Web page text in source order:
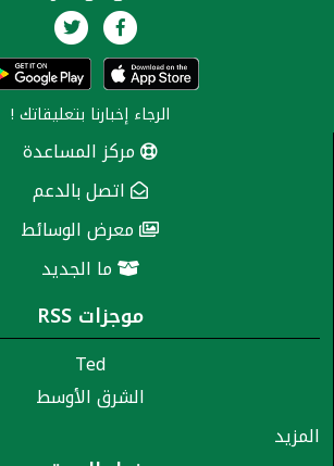
الرجاء إخبارنا بتعليقاتك !
مركز المساعدة
اتصل بالدعم
معرض الوسائط
ما الجديد
موجزات RSS
Ted
الشرق الأوسط
المزيد